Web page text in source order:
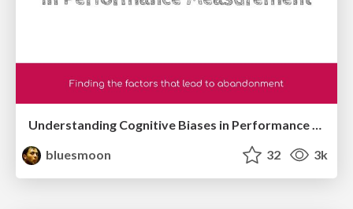
Understanding Cognitive Biases in Performance Measurement
bluesmoon
32 3k